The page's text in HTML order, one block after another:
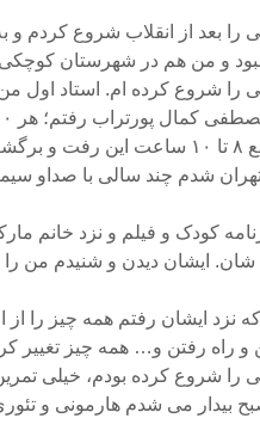
را بعد از انقلاب شروع کردم و
و من هم در شهرستان کوچکی
را شروع کرده ام. استاد اول
شدم چند سالی با صداو
کودک و فیلم و نزد خانم
ایشان دیدن و شنیدم من را
نزد ایشان رفتم همه چیز را
راه رفتن و… همه چیز تغییر
بیدار می شدم هارمونی و